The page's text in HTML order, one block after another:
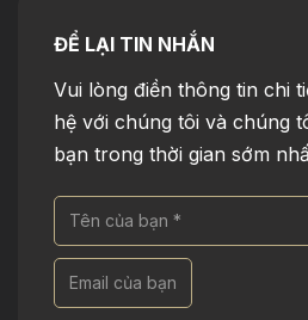
ĐỂ LẠI TIN NHẮN
Vui lòng điền thông tin chi
hệ với chúng tôi và chúng
bạn trong thời gian sớm